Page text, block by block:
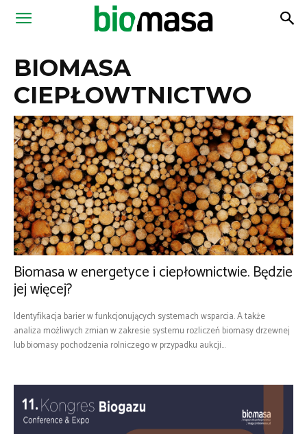
Magazyn
BIOMASA
CIEPŁOWTNICTWO
Biomasa w energetyce i ciepłownictwie. Będzie
jej więcej?
Identyfikacja barier w funkcjonujących systemach wsparcia. A także
analiza możliwych zmian w zakresie systemu rozliczeń biomasy drzewnej
lub biomasy pochodzenia rolniczego w przypadku aukcji...